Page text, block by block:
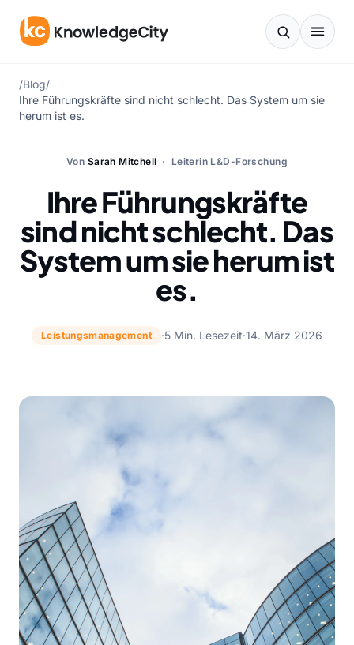
/Blog/
Ihre Führungskräfte sind nicht schlecht. Das System um sie
herum ist es.
Von Sarah Mitchell · Leiterin L&D-Forschung
Ihre Führungskräfte
sind nicht schlecht. Das
System um sie herum ist
es.
Leistungsmanagement ·5 Min. Lesezeit·14. März 2026